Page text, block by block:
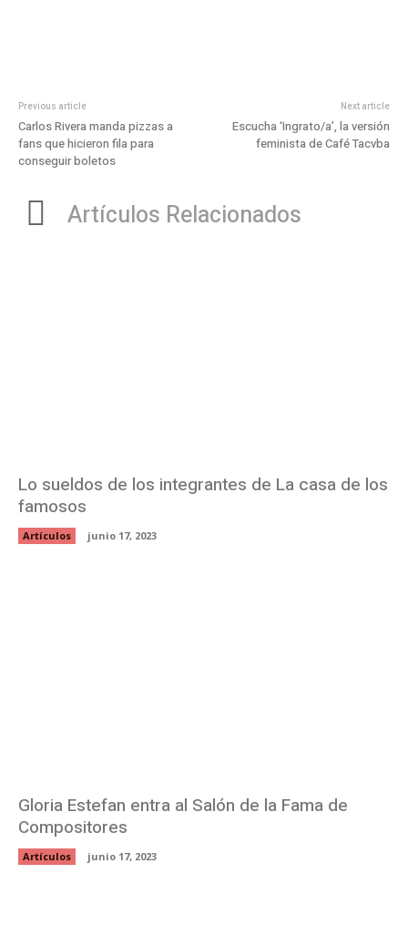
Previous article
Carlos Rivera manda pizzas a
fans que hicieron fila para
conseguir boletos
Next article
Escucha ‘Ingrato/a’, la versión
feminista de Café Tacvba
Artículos Relacionados
Lo sueldos de los integrantes de La casa de los
famosos
Artículos junio 17, 2023
Gloria Estefan entra al Salón de la Fama de
Compositores
Artículos junio 17, 2023